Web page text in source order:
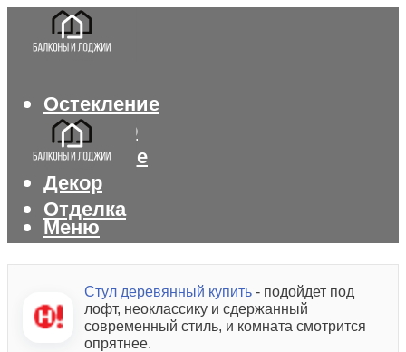
Остекление
Интерьер
Утепление
Декор
Отделка
Меню
Меню
Стул деревянный купить - подойдет под
лофт, неоклассику и сдержанный
современный стиль, и комната смотрится
опрятнее.